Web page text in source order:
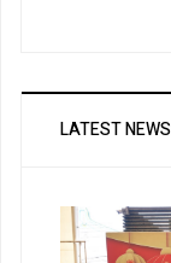
LATEST NEWS